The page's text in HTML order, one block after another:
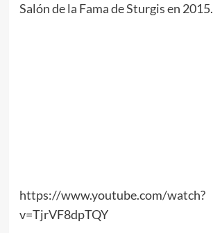
Salón de la Fama de Sturgis en 2015.
https://www.youtube.com/watch?
v=TjrVF8dpTQY